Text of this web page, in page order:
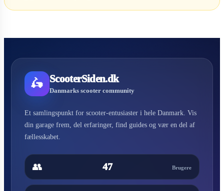
🛵 ScooterSiden.dk
Danmarks scooter community
Et samlingspunkt for scooter-entusiaster i hele Danmark. Vis
din garage frem, del erfaringer, find guides og vær en del af
fællesskabet.
👥 47 Brugere